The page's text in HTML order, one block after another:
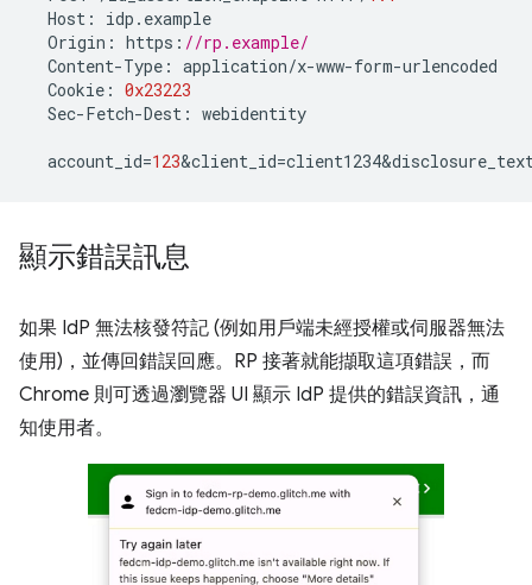
Host : idp . example
Origin : https : //rp.example/
Content-Type : application/x-www-form-urlencoded
Cookie : 0x23223
Sec-Fetch-Dest : webidentity
account_id=123&client_id=
顯示錯誤訊息
如果 IdP 無法核發符記 (例如用戶端未經授權或伺服器無法
使用)，並傳回錯誤回應。RP 接著就能擷取這項錯誤，而
Chrome 則可透過瀏覽器 UI 顯示 IdP 提供的錯誤資訊，通
知使用者。